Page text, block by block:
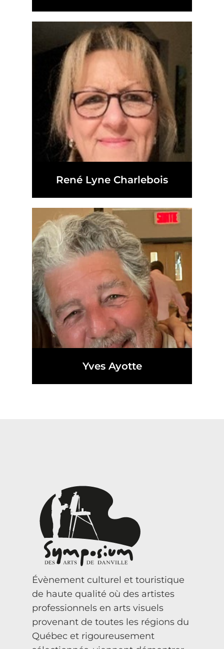
René Lyne Charlebois
Yves Ayotte
Évènement culturel et touristique
de haute qualité où des artistes
professionnels en arts visuels
provenant de toutes les régions du
Québec et rigoureusement